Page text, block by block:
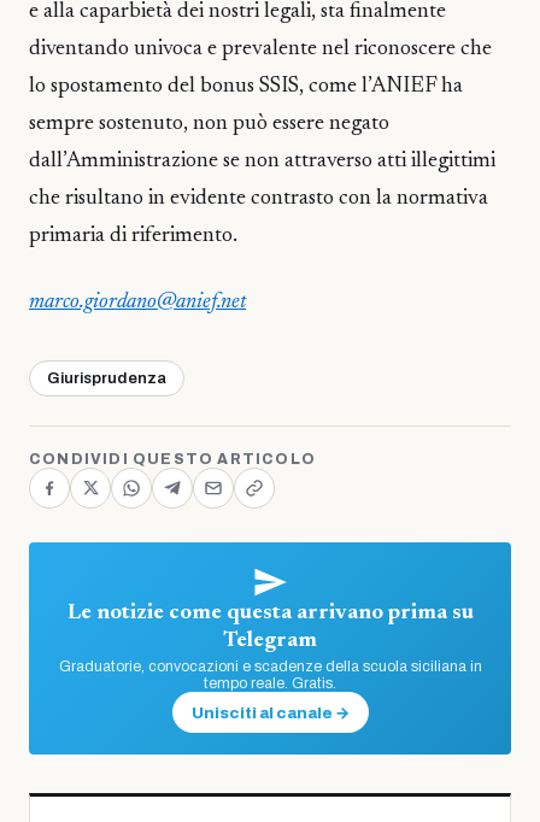
e alla caparbietà dei nostri legali, sta finalmente
diventando univoca e prevalente nel riconoscere che
lo spostamento del bonus SSIS, come l’ANIEF ha
sempre sostenuto, non può essere negato
dall’Amministrazione se non attraverso atti illegittimi
che risultano in evidente contrasto con la normativa
primaria di riferimento.
marco.giordano@anief.net
Giurisprudenza
CONDIVIDI QUESTO ARTICOLO
Le notizie come questa arrivano prima su
Telegram
Graduatorie, convocazioni e scadenze della scuola siciliana in
tempo reale. Gratis.
Unisciti al canale →